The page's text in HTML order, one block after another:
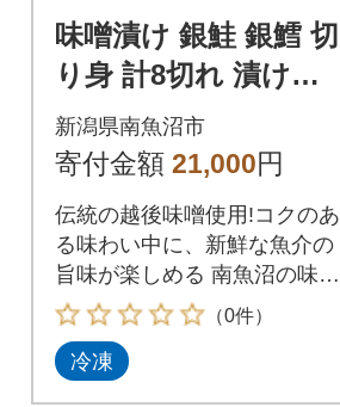
味噌漬け 銀鮭 銀鱈 切
り身 計8切れ 漬け魚
越後味噌 新潟県 南魚
沼市 2
新潟県南魚沼市
寄付金額 21,000円
伝統の越後味噌使用!コクのあ
る味わい中に、新鮮な魚介の
旨味が楽しめる 南魚沼の味噌
漬けセット!
（0件）
冷凍